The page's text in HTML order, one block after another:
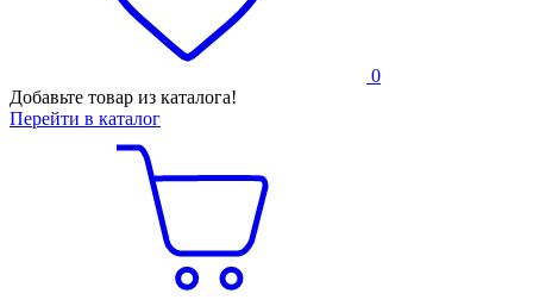
0
Добавьте товар из каталога!
Перейти в каталог